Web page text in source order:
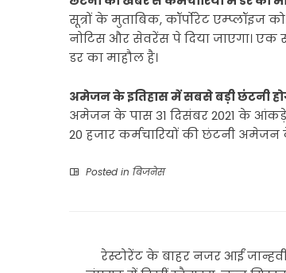
सूत्रों के मुताबिक, कॉर्पोरेट एम्प्लॉइज
नोटिस और सेवरेंस पे दिया जाएगा।
डर का माहौल है।
अमेजन के इतिहास में सबसे बड़ी छंटनी
अमेजन के पास 31 दिसंबर 2021 के आंकड़े
20 हजार कर्मचारियों की छंटनी अमेजन
Posted in बिजनेस
रेस्टोरेंट के बाहर नजर आईं